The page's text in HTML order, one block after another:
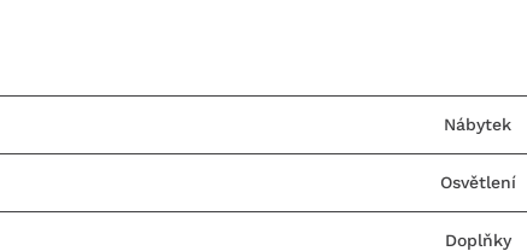
Nábytek
Osvětlení
Doplňky